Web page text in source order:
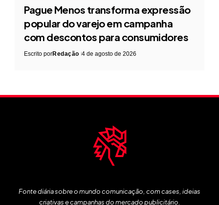
Pague Menos transforma expressão
popular do varejo em campanha
com descontos para consumidores
Escrito porRedação 4 de agosto de 2026
Fonte diária sobre o mundo comunicação, com cases, ideias
criativas e campanhas do mercado publicitário.